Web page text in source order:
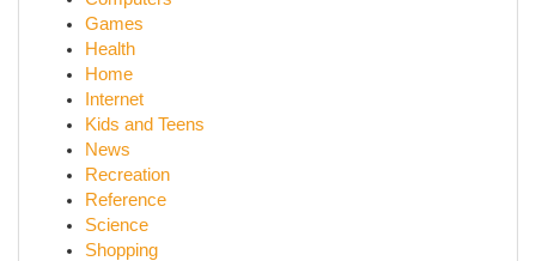
Games
Health
Home
Internet
Kids and Teens
News
Recreation
Reference
Science
Shopping